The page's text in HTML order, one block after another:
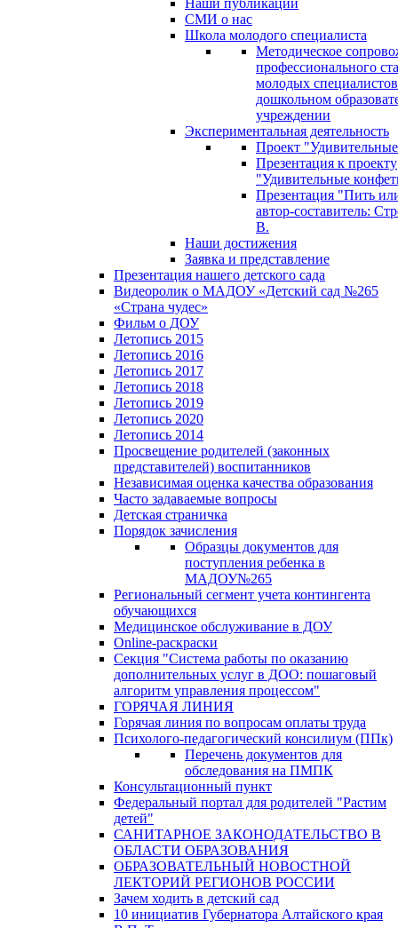
Наши публикации
СМИ о нас
Школа молодого специалиста
Методическое
профессионального
молодых
дошкольном
учреждении
Экспериментальная деятельность
Проект
Презентация к проекту
"Удивительные
Презентация "Пить
автор-составитель:
В.
Наши достижения
Заявка и представление
Презентация нашего детского сада
Видеоролик о МАДОУ «Детский сад №265
«Страна чудес»
Фильм о ДОУ
Летопись 2015
Летопись 2016
Летопись 2017
Летопись 2018
Летопись 2019
Летопись 2020
Летопись 2014
Просвещение родителей (законных
представителей) воспитанников
Независимая оценка качества образования
Часто задаваемые вопросы
Детская страничка
Порядок зачисления
Образцы документов для
поступления ребенка в
МАДОУ№265
Региональный сегмент учета контингента
обучающихся
Медицинское обслуживание в ДОУ
Online-раскраски
Секция "Система работы по оказанию
дополнительных услуг в ДОО: пошаговый
алгоритм управления процессом"
ГОРЯЧАЯ ЛИНИЯ
Горячая линия по вопросам оплаты труда
Психолого-педагогический консилиум (ППк)
Перечень документов для
обследования на ПМПК
Консультационный пункт
Федеральный портал для родителей "Растим
детей"
САНИТАРНОЕ ЗАКОНОДАТЕЛЬСТВО В
ОБЛАСТИ ОБРАЗОВАНИЯ
ОБРАЗОВАТЕЛЬНЫЙ НОВОСТНОЙ
ЛЕКТОРИЙ РЕГИОНОВ РОССИИ
Зачем ходить в детский сад
10 инициатив Губернатора Алтайского края